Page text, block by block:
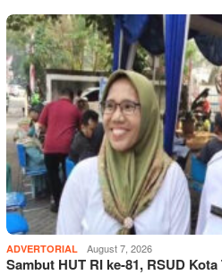
ADVERTORIAL August 7, 2026
Sambut HUT RI ke-81, RSUD